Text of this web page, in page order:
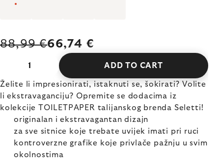
88,99 €66,74 €
ADD TO CART
Želite li impresionirati, istaknuti se, šokirati? Volite
li ekstravaganciju? Opremite se dodacima iz
kolekcije TOILETPAPER talijanskog brenda Seletti!
originalan i ekstravagantan dizajn
za sve sitnice koje trebate uvijek imati pri ruci
kontroverzne grafike koje privlače pažnju u svim
okolnostima